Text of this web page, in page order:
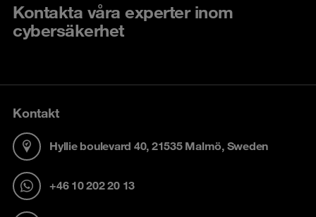
Kontakta våra experter inom
cybersäkerhet
Kontakt
Hyllie boulevard 40, 21535 Malmö, Sweden
+46 10 202 20 13